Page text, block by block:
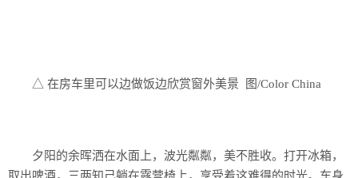
△ 在房车里可以边做饭边欣赏窗外美景 图/Color China
夕阳的余晖洒在水面上，波光粼粼，美不胜收。打开冰箱，